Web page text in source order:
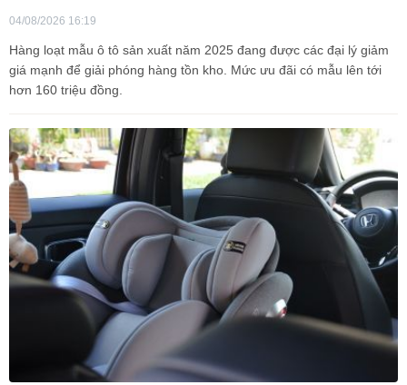
04/08/2026 16:19
Hàng loạt mẫu ô tô sản xuất năm 2025 đang được các đại lý giảm
giá mạnh để giải phóng hàng tồn kho. Mức ưu đãi có mẫu lên tới
hơn 160 triệu đồng.